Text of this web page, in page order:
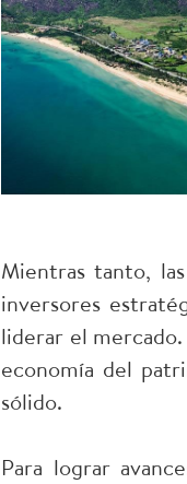
Mientras tanto,
inversores
liderar el
economía del
sólido.
Para lograr